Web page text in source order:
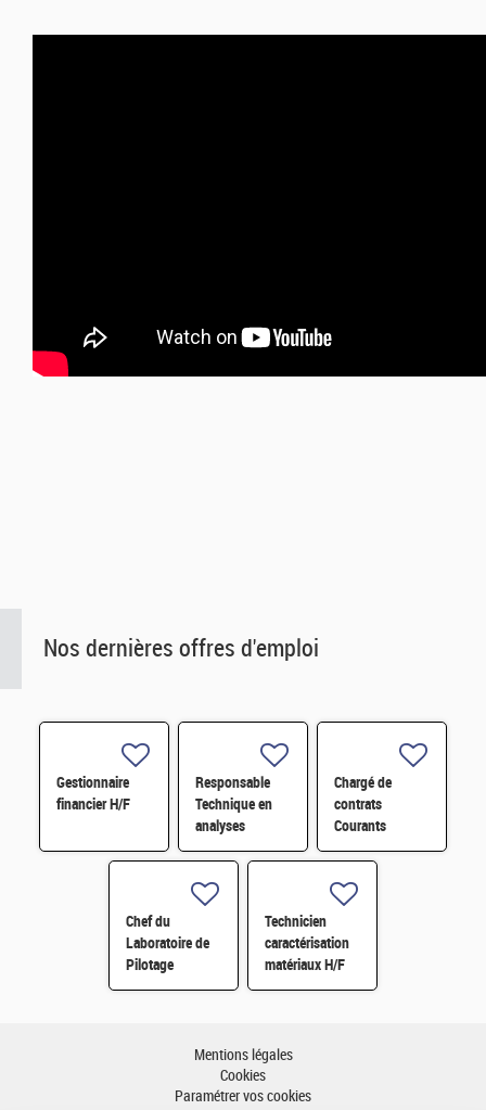
Nos dernières offres d'emploi
Gestionnaire
financier H/F
Responsable
Technique en
analyses
radiologiques
Chargé de
contrats
Courants
Faibles (CFA)
Chef du
Laboratoire de
Pilotage
Intelligent des
Technicien
caractérisation
matériaux H/F
Mentions légales
Cookies
Paramétrer vos cookies